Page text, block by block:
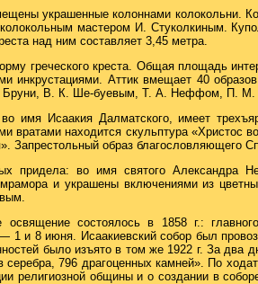
украшенные колоннами колокольни.
мастером И. Стуколкиным.
над ним составляет 3,45 метра.
греческого креста. Общая площадь
инкрустациями. Аттик вмещает 40
Бруни, В. К. Ше-буевым, Т. А. Неффом, П. М.
имя Исаакия Далматского, имеет
вратами находится скульптура «Христос
Запрестольный образ благословляющего
придела: во имя святого Александра
и украшены включениями из
освящение состоялось в 1858 г.:
1 и 8 июня. Исаакиевский собор был
было изъято в том же 1922 г. За два
серебра, 796 драгоценных камней». По
религиозной общины и о создании в